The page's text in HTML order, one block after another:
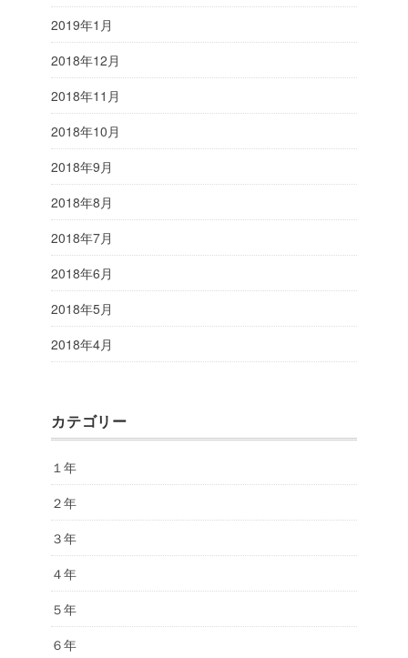
2019年1月
2018年12月
2018年11月
2018年10月
2018年9月
2018年8月
2018年7月
2018年6月
2018年5月
2018年4月
カテゴリー
１年
２年
３年
４年
５年
６年